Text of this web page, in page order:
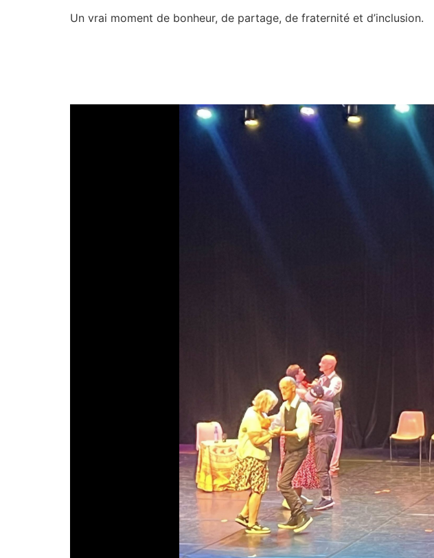
Un vrai moment de bonheur, de partage, de fraternité et d’inclusion.